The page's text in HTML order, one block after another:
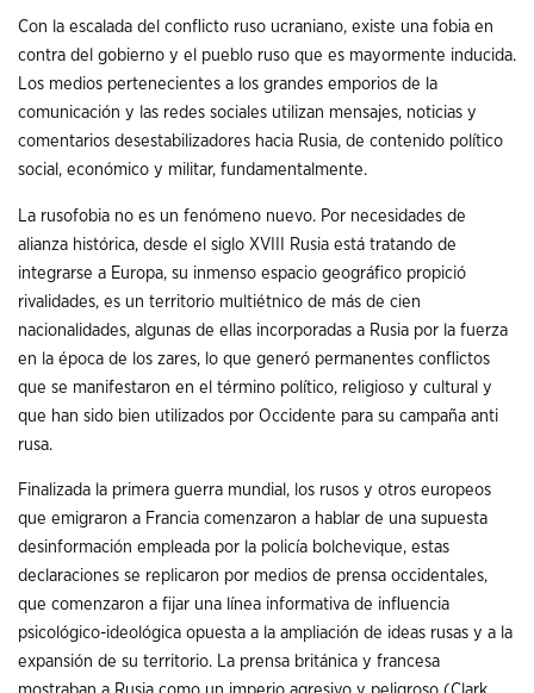
Con la escalada del conflicto ruso ucraniano, existe una fobia en
contra del gobierno y el pueblo ruso que es mayormente inducida.
Los medios pertenecientes a los grandes emporios de la
comunicación y las redes sociales utilizan mensajes, noticias y
comentarios desestabilizadores hacia Rusia, de contenido político
social, económico y militar, fundamentalmente.
La rusofobia no es un fenómeno nuevo. Por necesidades de
alianza histórica, desde el siglo XVIII Rusia está tratando de
integrarse a Europa, su inmenso espacio geográfico propició
rivalidades, es un territorio multiétnico de más de cien
nacionalidades, algunas de ellas incorporadas a Rusia por la fuerza
en la época de los zares, lo que generó permanentes conflictos
que se manifestaron en el término político, religioso y cultural y
que han sido bien utilizados por Occidente para su campaña anti
rusa.
Finalizada la primera guerra mundial, los rusos y otros europeos
que emigraron a Francia comenzaron a hablar de una supuesta
desinformación empleada por la policía bolchevique, estas
declaraciones se replicaron por medios de prensa occidentales,
que comenzaron a fijar una línea informativa de influencia
psicológico-ideológica opuesta a la ampliación de ideas rusas y a la
expansión de su territorio. La prensa británica y francesa